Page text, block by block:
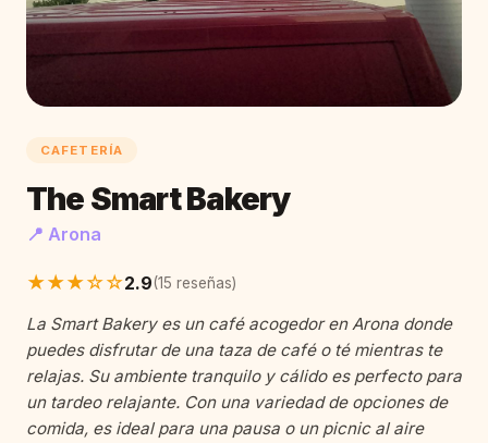
CAFETERÍA
The Smart Bakery
📍 Arona
★★★☆☆2.9(15 reseñas)
La Smart Bakery es un café acogedor en Arona donde
puedes disfrutar de una taza de café o té mientras te
relajas. Su ambiente tranquilo y cálido es perfecto para
un tardeo relajante. Con una variedad de opciones de
comida, es ideal para una pausa o un picnic al aire